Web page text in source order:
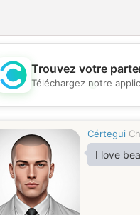
💖
Trouvez votre
Téléchargez notre
Cértegui
I love